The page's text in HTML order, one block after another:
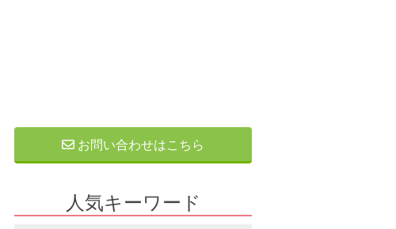
お問い合わせはこちら
人気キーワード